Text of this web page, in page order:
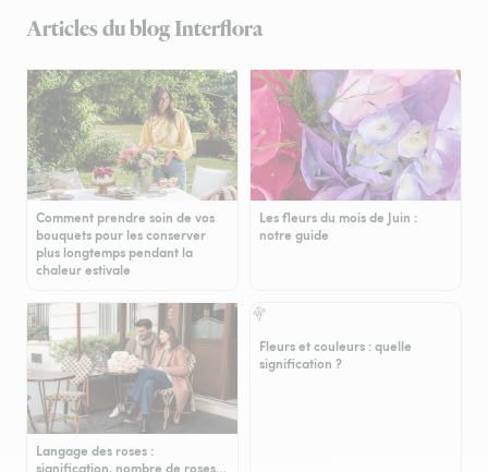
Articles du blog Interflora
Comment prendre soin de vos
bouquets pour les conserver
plus longtemps pendant la
chaleur estivale
Les fleurs du mois de Juin :
notre guide
Langage des roses :
Fleurs et couleurs : quelle
signification ?